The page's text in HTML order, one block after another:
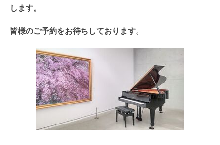
します。
皆様のご予約をお待ちしております。